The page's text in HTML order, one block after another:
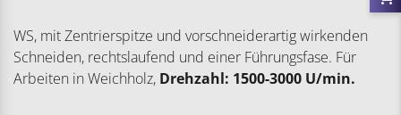
WS, mit Zentrierspitze und vorschneiderartig wirkenden
Schneiden, rechtslaufend und einer Führungsfase. Für
Arbeiten in Weichholz, Drehzahl: 1500-3000 U/min.